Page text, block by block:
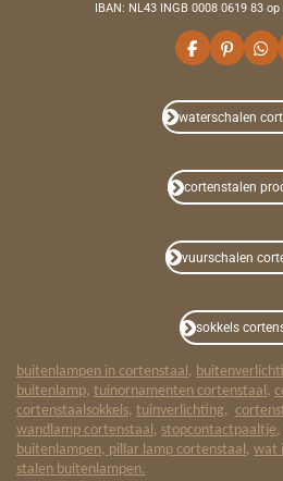
IBAN: NL43 INGB 0008 0619 83
F
a
e
b
o
P
i
t
e
r
t
W
h
t
s
A
waterschalen
cortenstalen
vuurschalen
sokkels
buitenlampen in cortenstaal,
buitenlamp, tuinornamenten cortenstaal,
cortenstaalsokkels, tuinverlichting,
wandlamp cortenstaal, stopcontactpaaltje,
buitenlampen, pillar lamp cortenstaal, wat
stalen buitenlampen.